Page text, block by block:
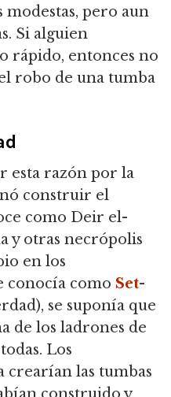
modestas, pero aun
Si alguien
rápido, entonces no
robo de una tumba
esta razón por la
construir el
como Deir el-
y otras necrópolis
en los
conocía como Set-
se suponía que
de los ladrones de
Los
crearían las tumbas